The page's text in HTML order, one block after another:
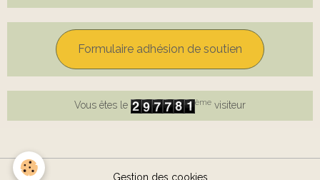
Formulaire adhésion de soutien
Vous êtes le ème visiteur
Gestion des cookies